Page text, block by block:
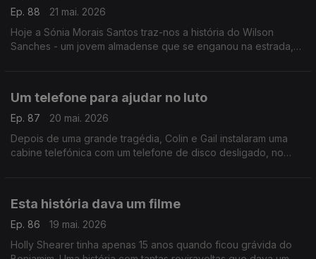
Ep. 88
21 mai. 2026
Hoje a Sónia Morais Santos traz-nos a história do Wilson
Sanches - um jovem almadense que se enganou na estrada,
Um telefone para ajudar no luto
Ep. 87
20 mai. 2026
Depois de uma grande tragédia, Colin e Gail instalaram uma
cabine telefónica com um telefone de disco desligado, no
Esta história dava um filme
Ep. 86
19 mai. 2026
Holly Shearer tinha apenas 15 anos quando ficou grávida do